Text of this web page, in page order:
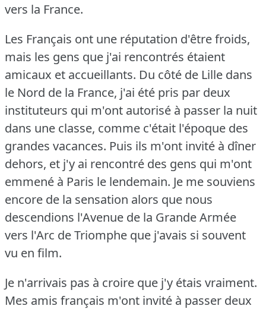
vers la France.
Les Français ont une réputation d'être froids,
mais les gens que j'ai rencontrés étaient
amicaux et accueillants. Du côté de Lille dans
le Nord de la France, j'ai été pris par deux
instituteurs qui m'ont autorisé à passer la nuit
dans une classe, comme c'était l'époque des
grandes vacances. Puis ils m'ont invité à dîner
dehors, et j'y ai rencontré des gens qui m'ont
emmené à Paris le lendemain. Je me souviens
encore de la sensation alors que nous
descendions l'Avenue de la Grande Armée
vers l'Arc de Triomphe que j'avais si souvent
vu en film.
Je n'arrivais pas à croire que j'y étais vraiment.
Mes amis français m'ont invité à passer deux